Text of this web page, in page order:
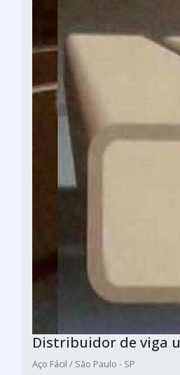
Distribuidor de viga u
Aço Fácil / São Paulo - SP